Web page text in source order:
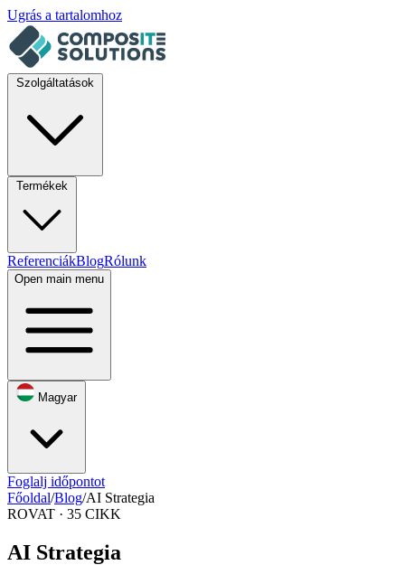
Ugrás a tartalomhoz
ReferenciákBlogRólunk
Open main menu
Magyar
Foglalj időpontot
Főoldal/Blog/AI Strategia
ROVAT · 35 CIKK
AI Strategia